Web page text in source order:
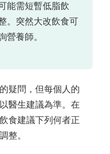
能需短暫低脂飲
。突然大改飲食可
營養師。
疑問，但每個人的
醫生建議為準。在
食建議下列何者正
整。